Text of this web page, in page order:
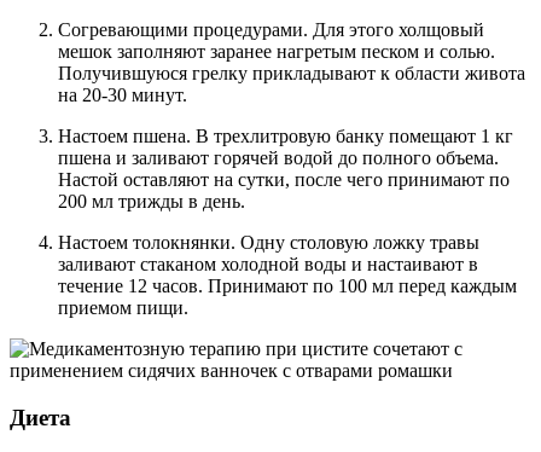
Согревающими процедурами. Для этого холщовый
мешок заполняют заранее нагретым песком и солью.
Получившуюся грелку прикладывают к области живота
на 20-30 минут.
Настоем пшена. В трехлитровую банку помещают 1 кг
пшена и заливают горячей водой до полного объема.
Настой оставляют на сутки, после чего принимают по
200 мл трижды в день.
Настоем толокнянки. Одну столовую ложку травы
заливают стаканом холодной воды и настаивают в
течение 12 часов. Принимают по 100 мл перед каждым
приемом пищи.
Диета